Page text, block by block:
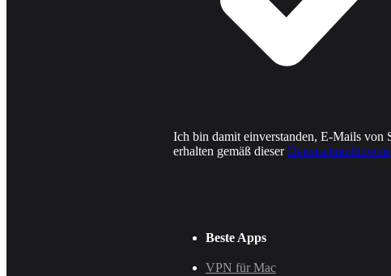
Ich bin damit einverstanden, E-Mails von
erhalten gemäß dieser Datenschutzhinweis
Beste Apps
VPN für Mac